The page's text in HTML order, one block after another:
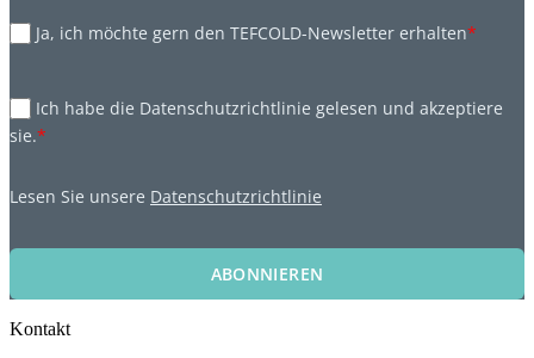
Ja, ich möchte gern den TEFCOLD-Newsletter erhalten*
Ich habe die Datenschutzrichtlinie gelesen und akzeptiere
sie.*
Lesen Sie unsere Datenschutzrichtlinie
ABONNIEREN
Kontakt